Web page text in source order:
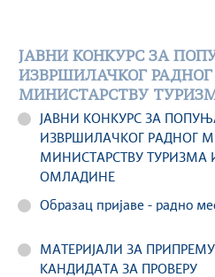
ЈАВНИ КОНКУРС ЗА
ИЗВРШИЛАЧКОГ
МИНИСТАРСТВУ
ЈАВНИ КОНКУРС ЗА
ИЗВРШИЛАЧКОГ РАДНОГ
МИНИСТАРСТВУ ТУРИЗМА
ОМЛАДИНЕ
Образац пријаве - радно
МАТЕРИЈАЛИ ЗА ПРИПРЕМУ
КАНДИДАТА ЗА ПРОВЕРУ